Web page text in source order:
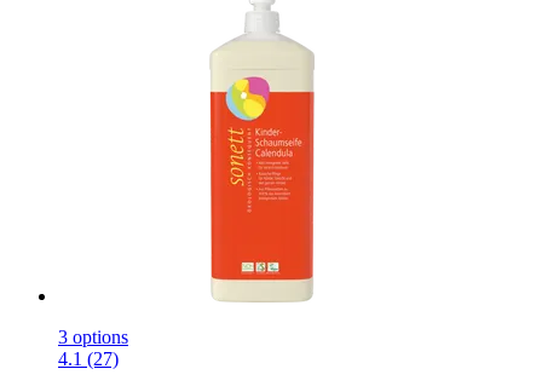
3 options
4.1 (27)